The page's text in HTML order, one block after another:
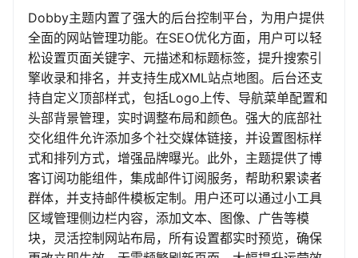
Dobby主题内置了强大的后台控制平台，为用户提供
全面的网站管理功能。在SEO优化方面，用户可以轻
松设置页面关键字、元描述和标题标签，提升搜索引
擎收录和排名，并支持生成XML站点地图。后台还支
持自定义顶部样式，包括Logo上传、导航菜单配置和
头部背景管理，实时调整布局和颜色。强大的底部社
交化组件允许添加多个社交媒体链接，并设置图标样
式和排列方式，增强品牌曝光。此外，主题提供了博
客订阅功能组件，集成邮件订阅服务，帮助积累读者
群体，并支持邮件模板定制。用户还可以通过小工具
区域管理侧边栏内容，添加文本、图像、广告等模
块，灵活控制网站布局，所有设置都实时预览，确保